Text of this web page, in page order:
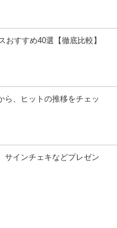
おすすめ40選【徹底比較】
ら、ヒットの推移をチェッ
サインチェキなどプレゼン